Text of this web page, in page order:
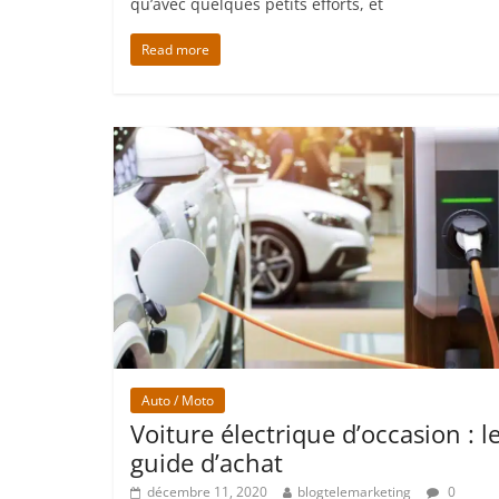
Read more
Auto / Moto
Voiture électrique d’occasion :
guide d’achat
décembre 11, 2020 blogtelemarketing 0